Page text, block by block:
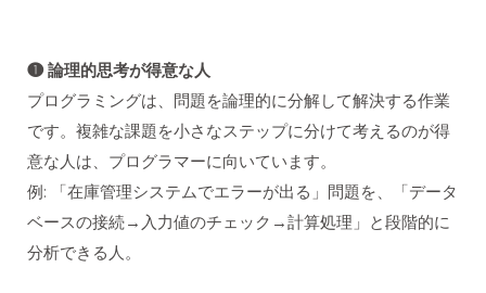
❶ 論理的思考が得意な人
プログラミングは、問題を論理的に分解して解決する作業
です。複雑な課題を小さなステップに分けて考えるのが得
意な人は、プログラマーに向いています。
例: 「在庫管理システムでエラーが出る」問題を、「データ
ベースの接続→入力値のチェック→計算処理」と段階的に
分析できる人。